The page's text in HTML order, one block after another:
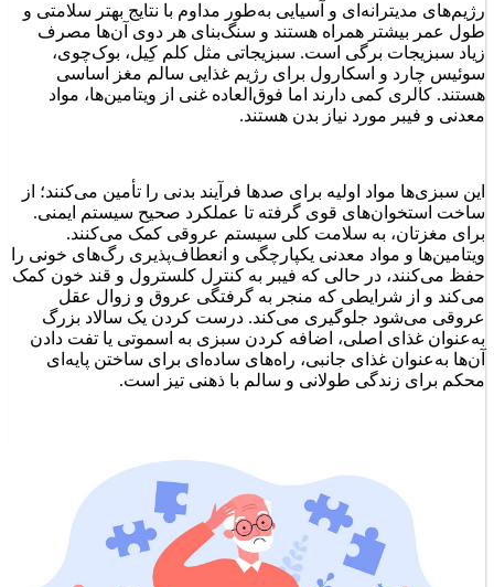
رژیم‌های مدیترانه‌ای و آسیایی به‌طور مداوم با نتایج بهتر سلامتی و
طول عمر بیشتر همراه هستند و سنگ‌بنای هر دوی آن‌ها مصرف
زیاد سبزیجات برگی است. سبزیجاتی مثل کلم کِیل، بوک‌چوی،
سوئیس چارد و اسکارول برای رژیم غذایی سالم مغز اساسی
هستند. کالری کمی دارند اما فوق‌العاده غنی از ویتامین‌ها، مواد
معدنی و فیبر مورد نیاز بدن هستند.
این سبزی‌ها مواد اولیه برای صدها فرآیند بدنی را تأمین می‌کنند؛ از
ساخت استخوان‌های قوی گرفته تا عملکرد صحیح سیستم ایمنی.
برای مغزتان، به سلامت کلی سیستم عروقی کمک می‌کنند.
ویتامین‌ها و مواد معدنی یکپارچگی و انعطاف‌پذیری رگ‌های خونی را
حفظ می‌کنند، در حالی که فیبر به کنترل کلسترول و قند خون کمک
می‌کند و از شرایطی که منجر به گرفتگی عروق و زوال عقل
عروقی می‌شود جلوگیری می‌کند. درست کردن یک سالاد بزرگ
به‌عنوان غذای اصلی، اضافه کردن سبزی به اسموتی یا تفت دادن
آن‌ها به‌عنوان غذای جانبی، راه‌های ساده‌ای برای ساختن پایه‌ای
محکم برای زندگی طولانی و سالم با ذهنی تیز است.